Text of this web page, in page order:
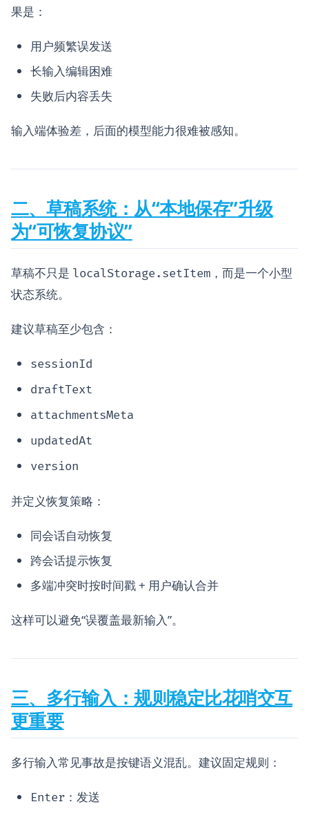
果是：
用户频繁误发送
长输入编辑困难
失败后内容丢失
输入端体验差，后面的模型能力很难被感知。
二、草稿系统：从“本地保存”升级
为“可恢复协议”
草稿不只是 localStorage.setItem ，而是一个小型
状态系统。
建议草稿至少包含：
sessionId
draftText
attachmentsMeta
updatedAt
version
并定义恢复策略：
同会话自动恢复
跨会话提示恢复
多端冲突时按时间戳 + 用户确认合并
这样可以避免“误覆盖最新输入”。
三、多行输入：规则稳定比花哨交互
更重要
多行输入常见事故是按键语义混乱。建议固定规则：
Enter ：发送